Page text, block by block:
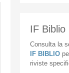
IF Biblio
Consulta la
IF BIBLIO
riviste